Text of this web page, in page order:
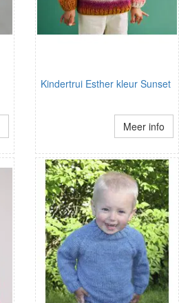
Kindertrui Esther kleur Sunset
Meer info